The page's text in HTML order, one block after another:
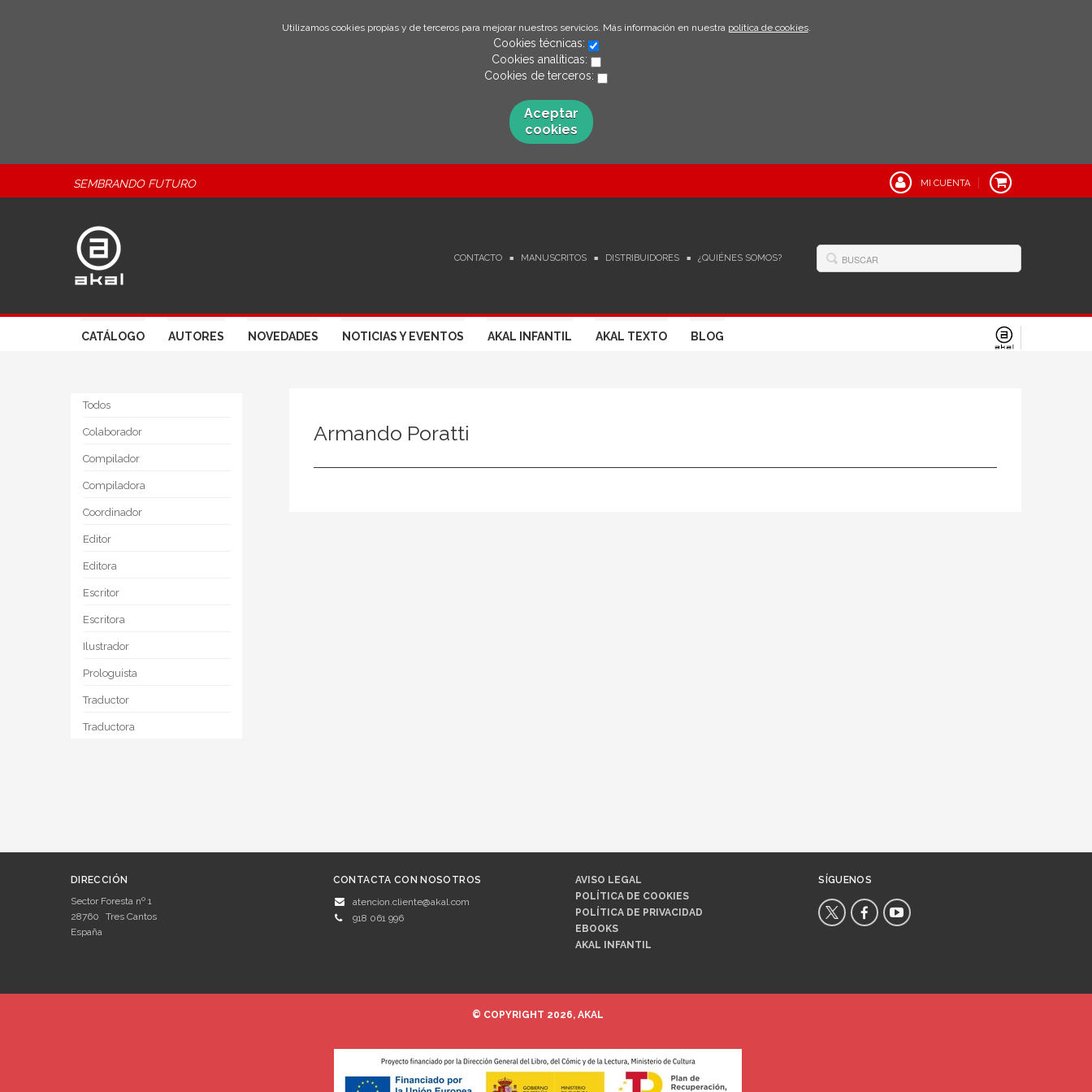
Utilizamos cookies propias y de terceros para mejorar nuestros servicios. Más información en nuestra política de cookies.
Cookies técnicas:
Cookies analíticas:
Cookies de terceros:
Aceptar
cookies
SEMBRANDO FUTURO MI CUENTA
CONTACTO MANUSCRITOS DISTRIBUIDORES ¿QUIÉNES SOMOS?
CATÁLOGO AUTORES NOVEDADES NOTICIAS Y EVENTOS AKAL INFANTIL AKAL TEXTO BLOG
Todos
Colaborador
Compilador
Compiladora
Coordinador
Editor
Editora
Escritor
Escritora
Ilustrador
Prologuista
Traductor
Traductora
Armando Poratti
DIRECCIÓN
Sector Foresta nº 1
28760
Tres Cantos
España
CONTACTA CON NOSOTROS
atencion.cliente@akal.com
918 061 996
AVISO LEGAL
POLÍTICA DE COOKIES
POLÍTICA DE PRIVACIDAD
EBOOKS
AKAL INFANTIL
SÍGUENOS
© COPYRIGHT 2026, AKAL